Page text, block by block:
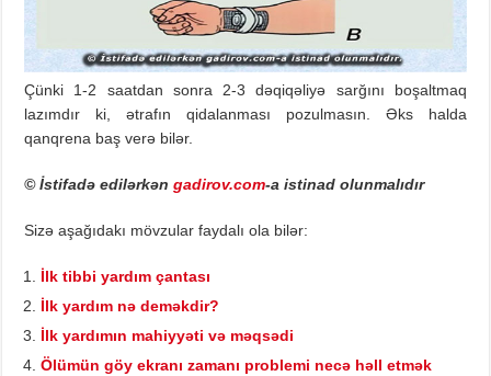
Çünki 1-2 saatdan sonra 2-3 dəqiqəliyə sarğını boşaltmaq
lazımdır ki, ətrafın qidalanması pozulmasın. Əks halda
qanqrena baş verə bilər.
© İstifadə edilərkəngadirov.com-a istinad olunmalıdır
Sizə aşağıdakı mövzular faydalı ola bilər:
İlk tibbi yardım çantası
İlk yardım nə deməkdir?
İlk yardımın mahiyyəti və məqsədi
Ölümün göy ekranı zamanı problemi necə həll etmək